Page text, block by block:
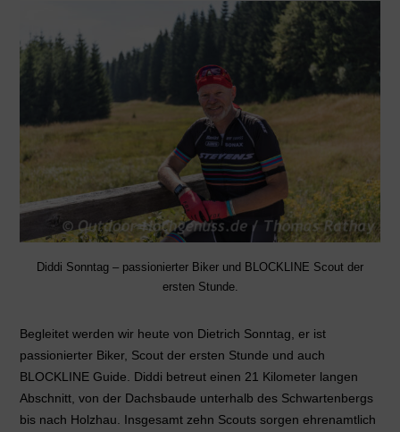
Diddi Sonntag – passionierter Biker und BLOCKLINE Scout der
ersten Stunde.
Begleitet werden wir heute von Dietrich Sonntag, er ist
passionierter Biker, Scout der ersten Stunde und auch
BLOCKLINE Guide. Diddi betreut einen 21 Kilometer langen
Abschnitt, von der Dachsbaude unterhalb des Schwartenbergs
bis nach Holzhau. Insgesamt zehn Scouts sorgen ehrenamtlich